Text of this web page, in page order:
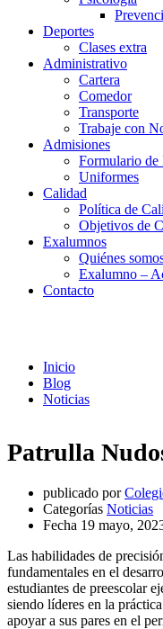
Deportes
Clases extra
Administrativo
Cartera
Comedor
Transporte
Trabaje con
Admisiones
Formulario de
Uniformes
Calidad
Política de
Objetivos de
Exalumnos
Quiénes
Exalumno –
Contacto
Inicio
Blog
Noticias
Patrulla
publicado por
Categorías Noticias
Fecha 19 mayo,
Las habilidades de
fundamentales en el
estudiantes de preescolar
siendo líderes en la
apoyar a sus pares en el